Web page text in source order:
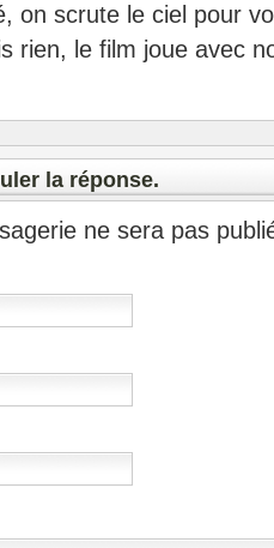
on scrute le ciel pour
le film joue avec
la réponse.
ne sera pas